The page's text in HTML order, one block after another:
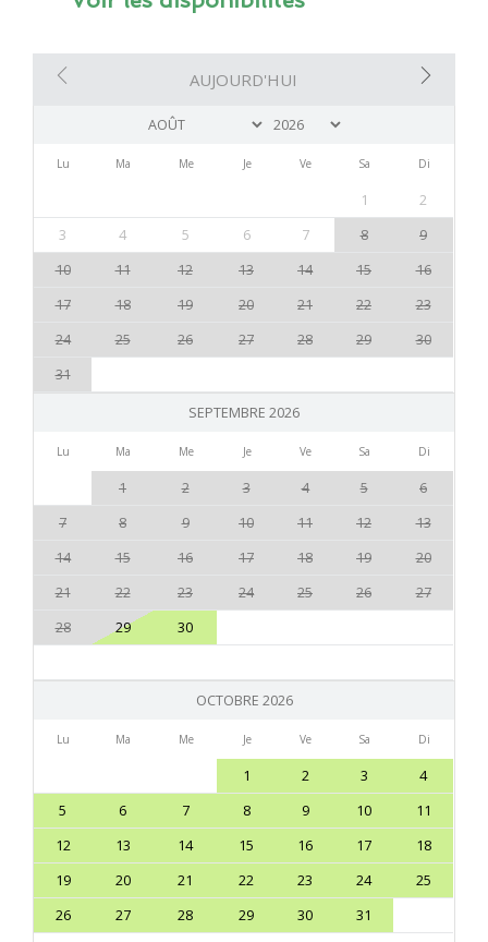
AUJOURD'HUI
Lu Ma Me Je Ve Sa Di
1
2
3
4 5 6 7 8
9
10
11 12 13 14 15
16
17
18 19 20 21 22
23
24
25 26 27 28 29
30
31
SEPTEMBRE 2026
Lu Ma Me Je Ve Sa Di
1 2 3 4 5
6
7
8 9 10 11 12
13
14
15 16 17 18 19
20
21
22 23 24 25 26
27
28
29 30
OCTOBRE 2026
Lu Ma Me Je Ve Sa Di
1 2 3
4
5
6 7 8 9 10
11
12
13 14 15 16 17
18
19
20 21 22 23 24
25
26
27 28 29 30 31